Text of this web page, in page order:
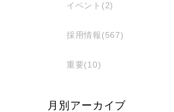
イベント(2)
採用情報(567)
重要(10)
月別アーカイブ